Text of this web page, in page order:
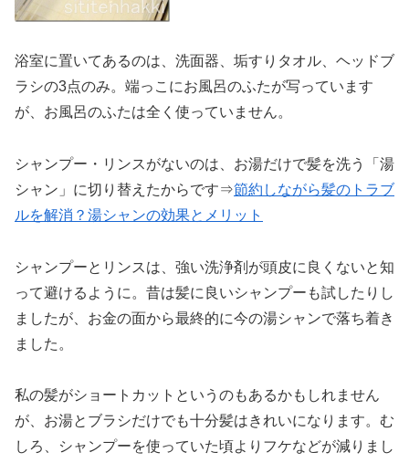
浴室に置いてあるのは、洗面器、垢すりタオル、ヘッドブ
ラシの3点のみ。端っこにお風呂のふたが写っています
が、お風呂のふたは全く使っていません。
シャンプー・リンスがないのは、お湯だけで髪を洗う「湯
シャン」に切り替えたからです⇒節約しながら髪のトラブ
ルを解消？湯シャンの効果とメリット
シャンプーとリンスは、強い洗浄剤が頭皮に良くないと知
って避けるように。昔は髪に良いシャンプーも試したりし
ましたが、お金の面から最終的に今の湯シャンで落ち着き
ました。
私の髪がショートカットというのもあるかもしれません
が、お湯とブラシだけでも十分髪はきれいになります。む
しろ、シャンプーを使っていた頃よりフケなどが減りまし